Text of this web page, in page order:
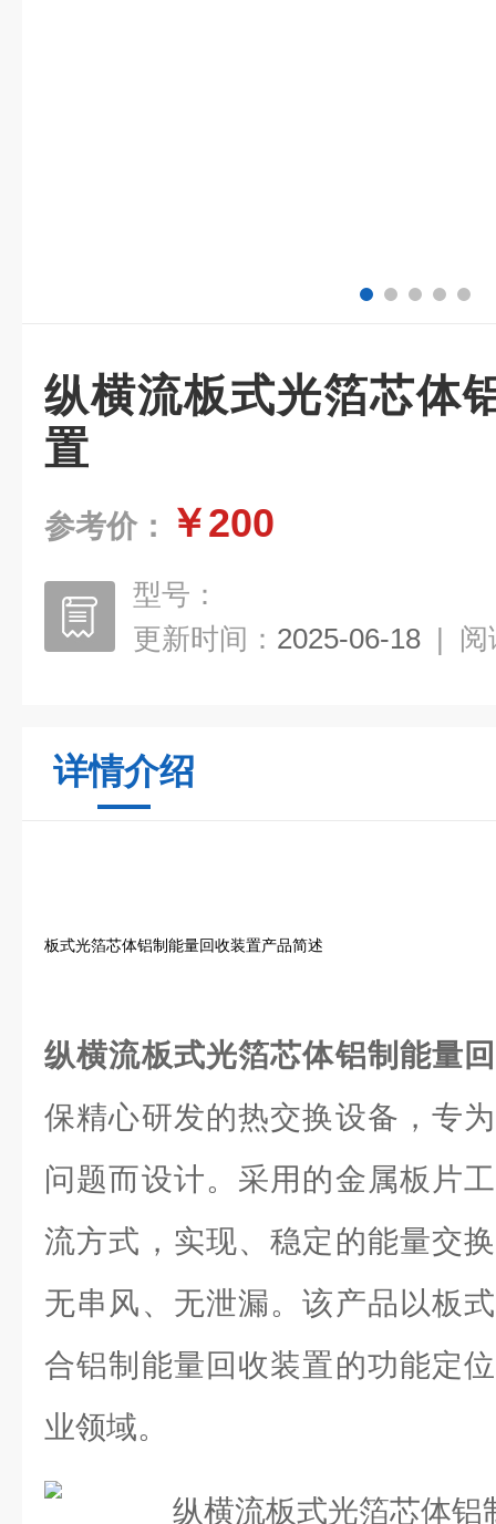
纵横流板式光箔芯体
置
参考价： ￥200
型号：
更新时间： 2025-06-18 | 阅
详情介绍
板式光箔芯体铝制能量回收装置产品简述
纵横流板式光箔芯体铝制能量
保精心研发的热交换设备，专
问题而设计。采用的金属板片
流方式，实现、稳定的能量交
无串风、无泄漏。该产品以板
合铝制能量回收装置的功能定
业领域。